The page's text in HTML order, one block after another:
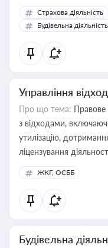
корисне для власника
бухгалтера під час
державного майна,
статусу суб'єктів
Страхова діяльність
Будівельна діяльність
Управління
Про що тема: Правове
з відходами,
утилізацію,
ліцензування
ЖКГ, ОСББ
Будівельна